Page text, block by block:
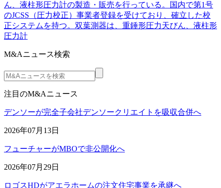
ん、液柱形圧力計の製造・販売を行っている。国内で第1号
のJCSS（圧力校正）事業者登録を受けており、確立した校
正システムを持つ。双葉測器は、重錘形圧力天びん、液柱形
圧力計
M&Aニュース検索
注目のM&Aニュース
デンソーが完全子会社デンソークリエイトを吸収合併へ
2026年07月13日
フューチャーがMBOで非公開化へ
2026年07月29日
ロゴスHDがアエラホームの注文住宅事業を承継へ